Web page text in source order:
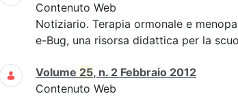
Contenuto Web
Notiziario. Terapia ormonale e
e-Bug, una risorsa didattica per la
Volume 25, n. 2 Febbraio 2012
Contenuto Web